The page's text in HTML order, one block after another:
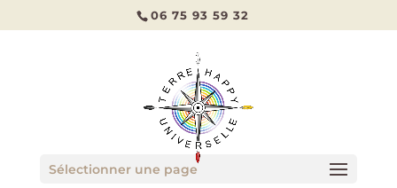
06 75 93 59 32
Sélectionner une page